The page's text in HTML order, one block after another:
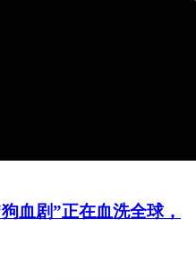
血剧”正在血洗全球，